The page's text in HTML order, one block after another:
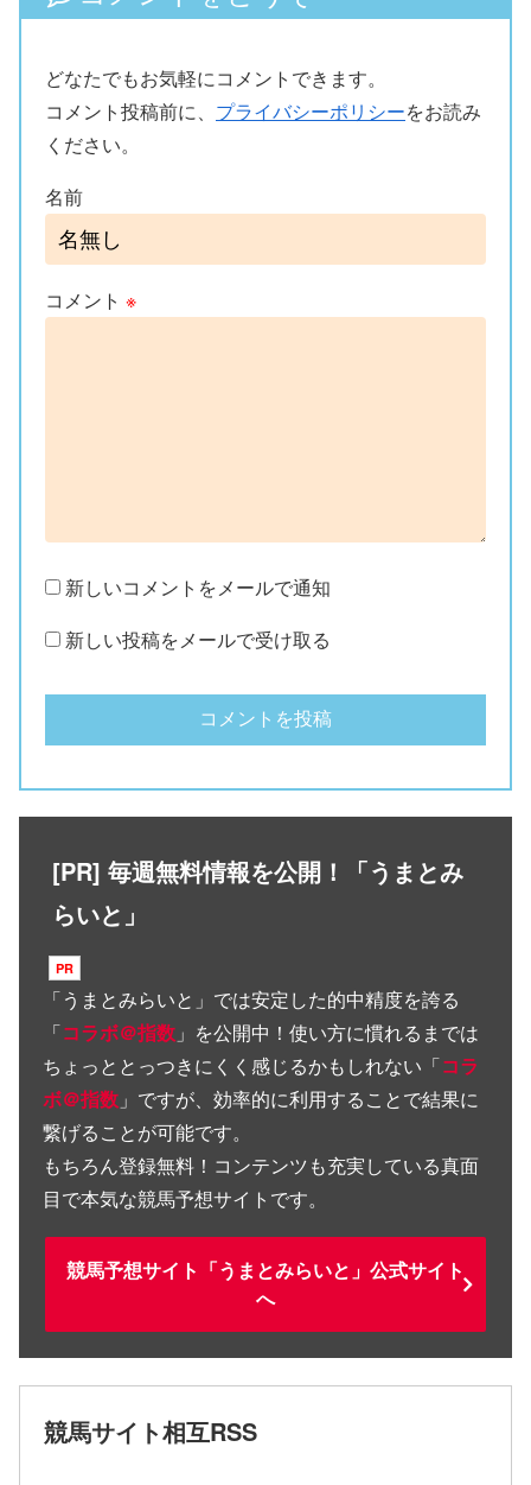
どなたでもお気軽にコメントできます。
コメント投稿前に、 プライバシーポリシーをお読み
ください。
名前
コメント ※
新しいコメントをメールで通知
新しい投稿をメールで受け取る
[PR] 毎週無料情報を公開！「うまとみ
らいと」
「うまとみらいと 」では安定した的中精度を誇る
「コラボ＠指数 」を公開中！使い方に慣れるまでは
ちょっととっつきにくく感じるかもしれない「コラ
ボ＠指数 」ですが、効率的に利用することで結果に
繋げることが可能です。
もちろん登録無料！コンテンツも充実している真面
目で本気な競馬予想サイトです。
競馬予想サイト「うまとみらいと」公式サイト
へ
競馬サイト相互RSS